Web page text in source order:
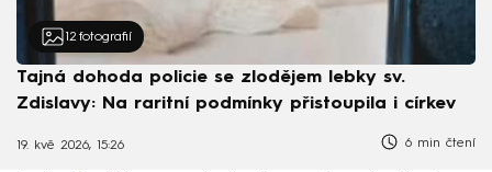
12 fotografií
Tajná dohoda policie se zlodějem lebky sv.
Zdislavy: Na raritní podmínky přistoupila i církev
19. kvě 2026, 15:26 6 min čtení